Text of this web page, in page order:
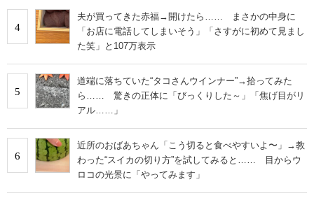
4
夫が買ってきた赤福→開けたら…… まさかの中身に
「お店に電話してしまいそう」「さすがに初めて見まし
た笑」と107万表示
5
道端に落ちていた“タコさんウインナー”→拾ってみた
ら…… 驚きの正体に「びっくりした～」「焦げ目がリ
アル……」
6
近所のおばあちゃん「こう切ると食べやすいよ〜」→教
わった“スイカの切り方”を試してみると…… 目からウ
ロコの光景に「やってみます」